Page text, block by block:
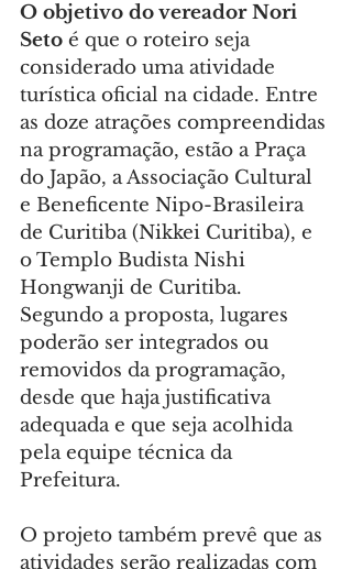
O objetivo do vereador Nori
Seto é que o roteiro seja
considerado uma atividade
turística oficial na cidade. Entre
as doze atrações compreendidas
na programação, estão a Praça
do Japão, a Associação Cultural
e Beneficente Nipo-Brasileira
de Curitiba (Nikkei Curitiba), e
o Templo Budista Nishi
Hongwanji de Curitiba.
Segundo a proposta, lugares
poderão ser integrados ou
removidos da programação,
desde que haja justificativa
adequada e que seja acolhida
pela equipe técnica da
Prefeitura.
O projeto também prevê que as
atividades serão realizadas com